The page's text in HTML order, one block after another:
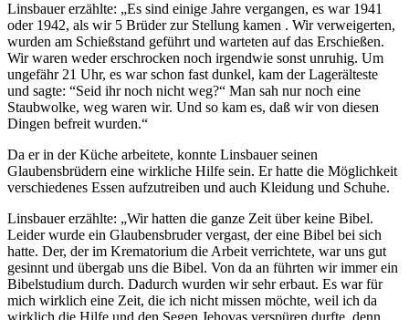
Linsbauer erzählte: „Es sind einige Jahre vergangen, es war 1941
oder 1942, als wir 5 Brüder zur Stellung kamen . Wir verweigerten,
wurden am Schießstand geführt und warteten auf das Erschießen.
Wir waren weder erschrocken noch irgendwie sonst unruhig. Um
ungefähr 21 Uhr, es war schon fast dunkel, kam der Lagerälteste
und sagte: “Seid ihr noch nicht weg?“ Man sah nur noch eine
Staubwolke, weg waren wir. Und so kam es, daß wir von diesen
Dingen befreit wurden.“
Da er in der Küche arbeitete, konnte Linsbauer seinen
Glaubensbrüdern eine wirkliche Hilfe sein. Er hatte die Möglichkeit
verschiedenes Essen aufzutreiben und auch Kleidung und Schuhe.
Linsbauer erzählte: „Wir hatten die ganze Zeit über keine Bibel.
Leider wurde ein Glaubensbruder vergast, der eine Bibel bei sich
hatte. Der, der im Krematorium die Arbeit verrichtete, war uns gut
gesinnt und übergab uns die Bibel. Von da an führten wir immer ein
Bibelstudium durch. Dadurch wurden wir sehr erbaut. Es war für
mich wirklich eine Zeit, die ich nicht missen möchte, weil ich da